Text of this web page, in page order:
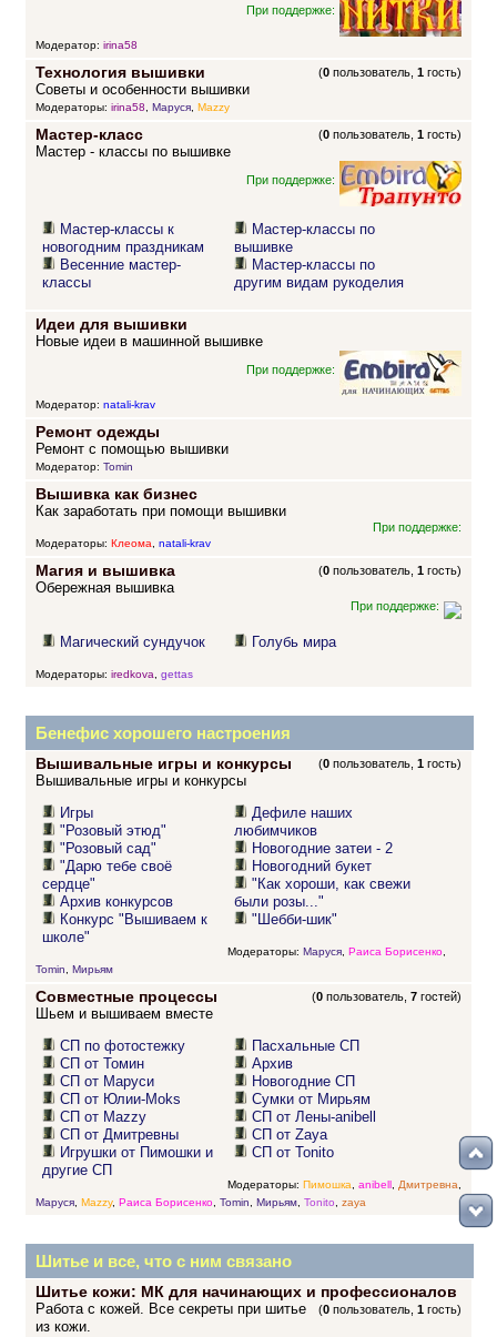
При поддержке:
Модератор: irina58
Технология вышивки (0 пользователь,1 гость)
Советы и особенности вышивки
Модераторы: irina58, Маруся, Mazzy
Мастер-класс (0 пользователь,1 гость)
Мастер - классы по вышивке
При поддержке:
Мастер-классы к
новогодним праздникам
Весенние мастер-
классы
Мастер-классы по
вышивке
Мастер-классы по
другим видам рукоделия
Идеи для вышивки
Новые идеи в машинной вышивке
При поддержке:
Модератор: natali-krav
Ремонт одежды
Ремонт с помощью вышивки
Модератор: Tomin
Вышивка как бизнес
Как заработать при помощи вышивки
При поддержке:
Модераторы: Клеома, natali-krav
Магия и вышивка (0 пользователь,1 гость)
Обережная вышивка
При поддержке:
Магический сундучок Голубь мира
Модераторы: iredkova gettas
Бенефис хорошего настроения
Вышивальные игры и конкурсы (0 пользователь,1 гость)
Вышивальные игры и конкурсы
Игры
"Розовый этюд"
"Розовый сад"
"Дарю тебе своё
сердце"
Архив конкурсов
Конкурс "Вышиваем к
школе"
Дефиле наших
любимчиков
Новогодние затеи - 2
Новогодний букет
"Как хороши, как свежи
были розы..."
"Шебби-шик"
Модераторы: Маруся, Раиса Борисенко,
Tomin
Мирьям
Совместные процессы (0 пользователь,7 гостей)
Шьем и вышиваем вместе
СП по фотостежку
СП от Томин
СП от Маруси
СП от Юлии-Moks
СП от Mazzy
СП от Дмитревны
Игрушки от Пимошки и
другие СП
Пасхальные СП
Архив
Новогодние СП
Сумки от Мирьям
СП от Лены-anibell
СП от Zaya
СП от Tonito
Модераторы: Пимошка anibell, Дмитревна
Маруся, Mazzy, Раиса Борисенко, Tomin Мирьям, Tonito zaya
Шитье и все, что с ним связано
Шитье кожи: МК для начинающих и профессионалов
(0 пользователь,1 гость)
Работа с кожей. Все секреты при шитье
из кожи.